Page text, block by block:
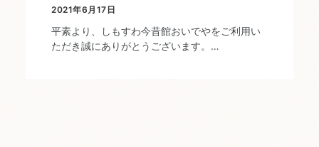
お問い合わせ
2021年6月17日
平素より、しもすわ今昔館おいでやをご利用い
ただき誠にありがとうございます。…